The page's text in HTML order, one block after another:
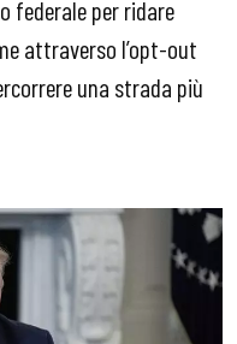
federale per ridare
attraverso l’opt-out
una strada più